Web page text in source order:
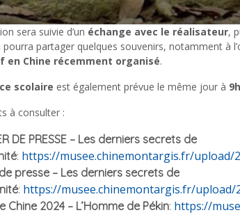
sera suivie d’un échange avec le réalisateur,
pourra partager quelques souvenirs, notamment à
en Chine récemment organisé.
scolaire est également prévue le même jour à
à consulter :
DE PRESSE – Les derniers secrets de
: https://musee.chinemontargis.fr/upload/
presse – Les derniers secrets de
: https://musee.chinemontargis.fr/upload/
Chine 2024 – L’Homme de Pékin: https://